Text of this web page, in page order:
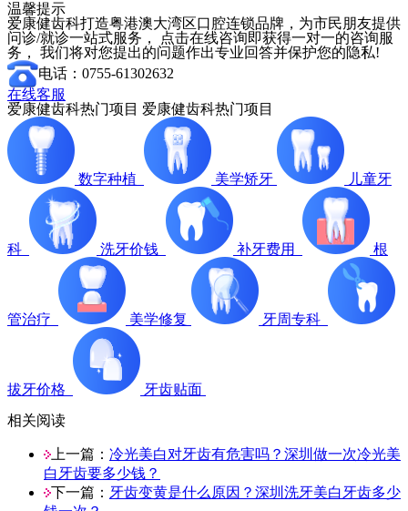
温馨提示
爱康健齿科打造粤港澳大湾区口腔连锁品牌，为市民朋友提供
问诊/就诊一站式服务， 点击在线咨询即获得一对一的咨询服
务， 我们将对您提出的问题作出专业回答并保护您的隐私!
电话：0755-61302632
在线客服
爱康健齿科热门项目 爱康健齿科热门项目
数字种植 美学矫牙 儿童牙
科 洗牙价钱 补牙费用 根
管治疗 美学修复 牙周专科
拔牙价格
牙齿贴面
相关阅读
上一篇： 冷光美白对牙齿有危害吗？深圳做一次冷光美
白牙齿要多少钱？
下一篇： 牙齿变黄是什么原因？深圳洗牙美白牙齿多少